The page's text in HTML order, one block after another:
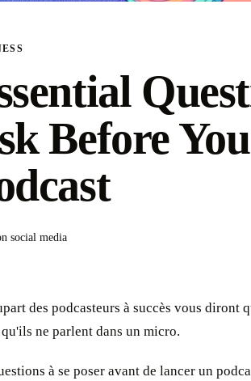
Before
social media
des podcasteurs à succès vous diront
ne parlent dans un micro.
à se poser avant de lancer un